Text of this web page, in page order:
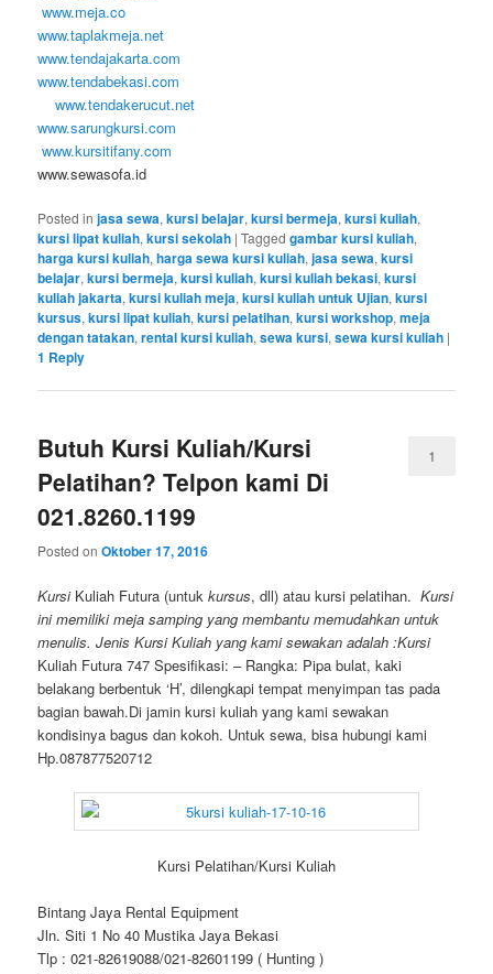
www.meja.co
www.taplakmeja.net
www.tendajakarta.com
www.tendabekasi.com
www.tendakerucut.net
www.sarungkursi.com
www.kursitifany.com
www.sewasofa.id
Posted in jasa sewa,kursi belajar,kursi bermeja,kursi kuliah,
kursi lipat kuliah,kursi sekolah |Tagged gambar kursi kuliah,
harga kursi kuliah,harga sewa kursi kuliah,jasa sewa,kursi
belajar,kursi bermeja,kursi kuliah,kursi kuliah bekasi,kursi
kuliah jakarta,kursi kuliah meja,kursi kuliah untuk Ujian,kursi
kursus,kursi lipat kuliah,kursi pelatihan,kursi workshop,meja
dengan tatakan,rental kursi kuliah,sewa kursi,sewa kursi kuliah |
1 Reply
Butuh Kursi Kuliah/Kursi
Pelatihan? Telpon kami Di
021.8260.1199
Posted onOktober 17, 2016
1
KursiKuliah Futura (untukkursus, dll) atau kursi pelatihan.Kursi
ini memiliki meja samping yang membantu memudahkanuntuk
menulis. Jenis Kursi Kuliah yang kami sewakan adalah :Kursi
Kuliah Futura 747 Spesifikasi: – Rangka: Pipa bulat, kaki
belakang berbentuk ‘H’, dilengkapi tempat menyimpan tas pada
bagian bawah.Di jamin kursi kuliah yang kami sewakan
kondisinya bagus dan kokoh. Untuk sewa, bisa hubungi kami
Hp.087877520712
Kursi Pelatihan/Kursi Kuliah
Bintang Jaya Rental Equipment
Jln. Siti 1 No 40 Mustika Jaya Bekasi
Tlp : 021-82619088/021-82601199 ( Hunting )